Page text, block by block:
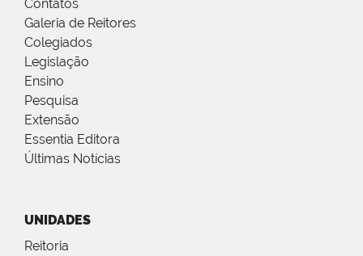
Contatos
Galeria de Reitores
Colegiados
Legislação
Ensino
Pesquisa
Extensão
Essentia Editora
Últimas Notícias
UNIDADES
Reitoria